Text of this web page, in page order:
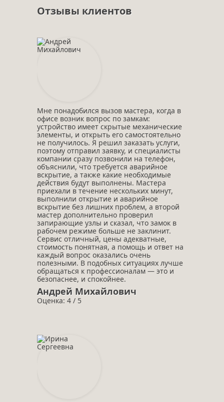
Отзывы клиентов
Мне понадобился вызов мастера, когда в
офисе возник вопрос по замкам:
устройство имеет скрытые механические
элементы, и открыть его самостоятельно
не получилось. Я решил заказать услуги,
поэтому отправил заявку, и специалисты
компании сразу позвонили на телефон,
объяснили, что требуется аварийное
вскрытие, а также какие необходимые
действия будут выполнены. Мастера
приехали в течение нескольких минут,
выполнили открытие и аварийное
вскрытие без лишних проблем, а второй
мастер дополнительно проверил
запирающие узлы и сказал, что замок в
рабочем режиме больше не заклинит.
Сервис отличный, цены адекватные,
стоимость понятная, а помощь и ответ на
каждый вопрос оказались очень
полезными. В подобных ситуациях лучше
обращаться к профессионалам — это и
безопаснее, и спокойнее.
Андрей Михайлович
Оценка: 4 / 5